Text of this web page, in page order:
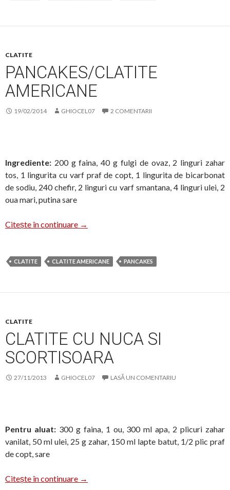
CLATITE
PANCAKES/CLATITE
AMERICANE
19/02/2014 GHIOCEL07 2 COMENTARII
Ingrediente: 200 g faina, 40 g fulgi de ovaz, 2 linguri zahar
tos, 1 lingurita cu varf praf de copt, 1 lingurita de bicarbonat
de sodiu, 240 chefir, 2 linguri cu varf smantana, 4 linguri ulei, 2
oua mari, putina sare
Citește în continuare Pancakes/clatite americane
→
CLATITE CLATITE AMERICANE PANCAKES
CLATITE
CLATITE CU NUCA SI
SCORTISOARA
27/11/2013 GHIOCEL07 LASĂ UN COMENTARIU
Pentru aluat: 300 g faina, 1 ou, 300 ml apa, 2 plicuri zahar
vanilat, 50 ml ulei, 25 g zahar, 150 ml lapte batut, 1/2 plic praf
de copt, sare
Citește în continuare Clatite cu nuca si scortisoara
→